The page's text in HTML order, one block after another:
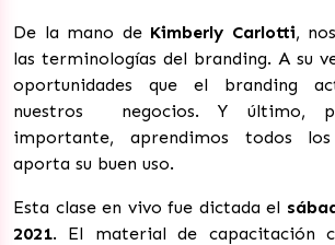
De la mano de Kimberly Carlotti,
las terminologías del branding. A su
oportunidades que el branding
nuestros negocios. Y último,
importante, aprendimos todos
aporta su buen uso.
Esta clase en vivo fue dictada el
2021. El material de capacitación